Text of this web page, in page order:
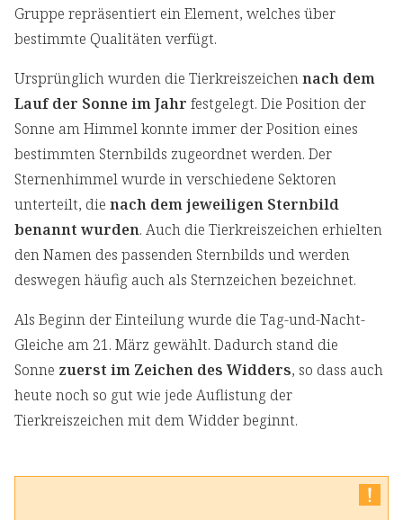
Gruppe repräsentiert ein Element, welches über
bestimmte Qualitäten verfügt.
Ursprünglich wurden die Tierkreiszeichennach dem
Lauf der Sonne im Jahr festgelegt. Die Position der
Sonne am Himmel konnte immer der Position eines
bestimmten Sternbilds zugeordnet werden. Der
Sternenhimmel wurde in verschiedene Sektoren
unterteilt, die nach dem jeweiligen Sternbild
benannt wurden. Auch die Tierkreiszeichen erhielten
den Namen des passenden Sternbilds und werden
deswegen häufig auch als Sternzeichen bezeichnet.
Als Beginn der Einteilung wurde die Tag-und-Nacht-
Gleiche am 21. März gewählt. Dadurch stand die
Sonne zuerst im Zeichen des Widders, so dass auch
heute noch so gut wie jede Auflistung der
Tierkreiszeichen mit dem Widder beginnt.